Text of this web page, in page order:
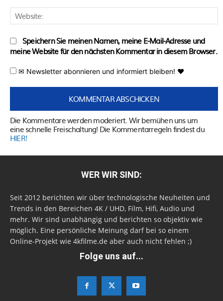
Speichern Sie meinen Namen, meine E-Mail-Adresse und
meine Website für den nächsten Kommentar in diesem Browser.
✉ Newsletter abonnieren und informiert bleiben! ♥
Die Kommentare werden moderiert. Wir bemühen uns um
eine schnelle Freischaltung! Die Kommentarregeln findest du
HIER!
WER WIR SIND:
Seit 2012 berichten wir über technologische Neuheiten und
Trends in den Bereichen 4K / UHD, Film, Hifi, Audio und
mehr. Wir sind unabhängig und berichten so objektiv wie
möglich. Eine persönliche Meinung darf bei so einem
Online-Projekt wie 4kfilme.de aber auch nicht fehlen ;)
Folge uns auf...